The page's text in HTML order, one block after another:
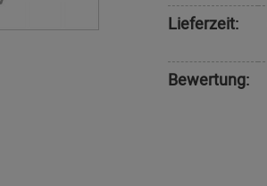
Lieferzeit:
Bewertung: